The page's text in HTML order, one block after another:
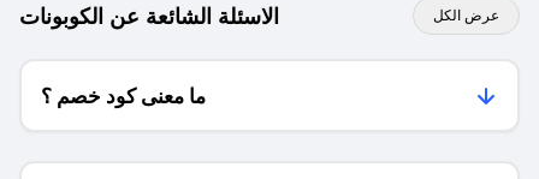
الاسئلة الشائعة عن الكوبونات عرض الكل
ما معنى كود خصم ؟